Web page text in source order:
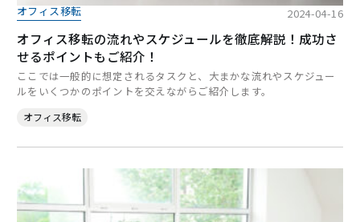
オフィス移転 2024-04-16
オフィス移転の流れやスケジュールを徹底解説！成功さ
せるポイントもご紹介！
ここでは一般的に想定されるタスクと、大まかな流れやスケジュー
ルをいくつかのポイントを交えながらご紹介します。
オフィス移転